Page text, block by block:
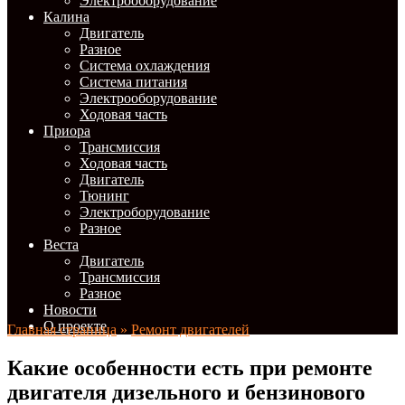
Калина
Двигатель
Разное
Система охлаждения
Система питания
Электрооборудование
Ходовая часть
Приора
Трансмиссия
Ходовая часть
Двигатель
Тюнинг
Электроборудование
Разное
Веста
Двигатель
Трансмиссия
Разное
Новости
О проекте
Главная страница » Ремонт двигателей
Какие особенности есть при ремонте
двигателя дизельного и бензинового